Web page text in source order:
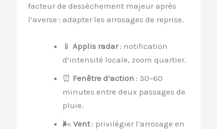
facteur de dessèchement majeur après
l’averse : adapter les arrosages de reprise.
📱 Applis radar: notification
d’intensité locale, zoom quartier.
⏰ Fenêtre d’action : 30–60
minutes entre deux passages de
pluie.
🌬️ Vent: privilégier l’arrosage en